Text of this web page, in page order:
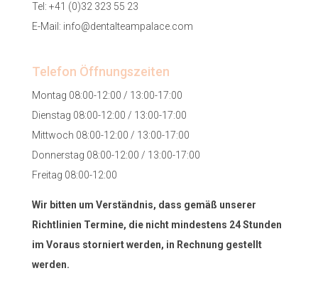
Tel: +41 (0)32 323 55 23
E-Mail: info@dentalteampalace.com
Telefon Öffnungszeiten
Montag 08:00-12:00 / 13:00-17:00
Dienstag 08:00-12:00 / 13:00-17:00
Mittwoch 08:00-12:00 / 13:00-17:00
Donnerstag 08:00-12:00 / 13:00-17:00
Freitag 08:00-12:00
Wir bitten um Verständnis, dass gemäß unserer
Richtlinien Termine, die nicht mindestens 24 Stunden
im Voraus storniert werden, in Rechnung gestellt
werden.